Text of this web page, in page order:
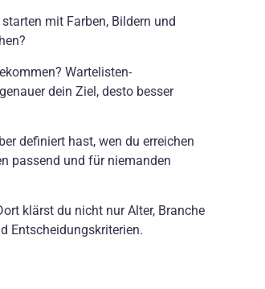
mit Farben, Bildern und
Wartelisten-
dein Ziel, desto besser
definiert hast, wen du erreichen
passend und für niemanden
klärst du nicht nur Alter, Branche
Entscheidungskriterien.